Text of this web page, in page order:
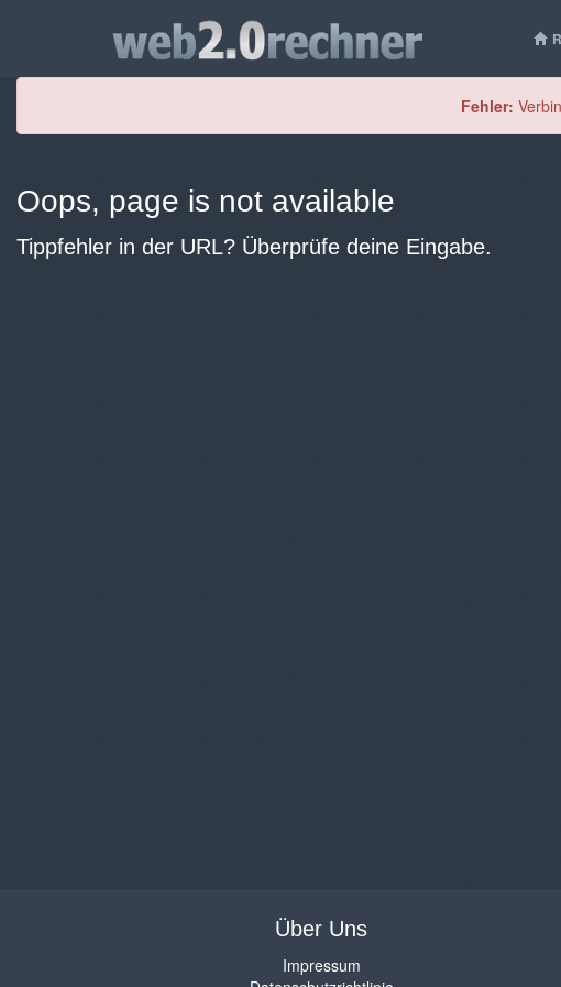
Fehler:
Oops, page is not available
Tippfehler in der URL? Überprüfe deine Eingabe.
Über Uns
Impressum